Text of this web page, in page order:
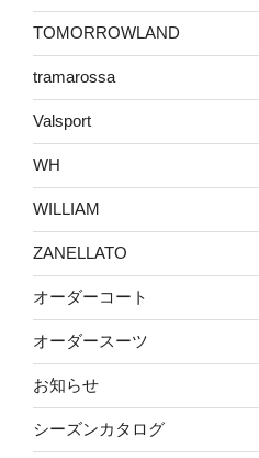
TOMORROWLAND
tramarossa
Valsport
WH
WILLIAM
ZANELLATO
オーダーコート
オーダースーツ
お知らせ
シーズンカタログ